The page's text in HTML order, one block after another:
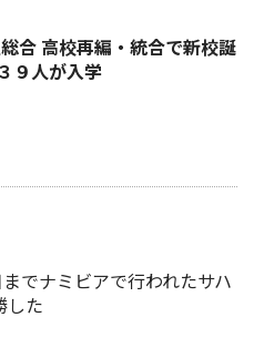
合 高校再編・統合で新校誕
９人が入学
でナミビアで行われたサハ
した